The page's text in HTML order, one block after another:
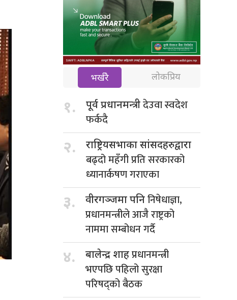
भर्खरै लोकप्रिय
१. पूर्व प्रधानमन्त्रीदेउवा स्वदेश
फर्कदै
२. राष्ट्रियसभाका सांसदहरुद्वारा
बढ्दो महँगी प्रति सरकारको
ध्यानार्कषण गराएका
३. वीरगञ्जमा पनिनिषेधाज्ञा,
प्रधानमन्त्रीले आजै राष्ट्रको
नाममा सम्बोधन गर्दै
४. बालेन्द्र शाहप्रधानमन्त्री
भएपछि पहिलो सुरक्षा
परिषद्को बैठक